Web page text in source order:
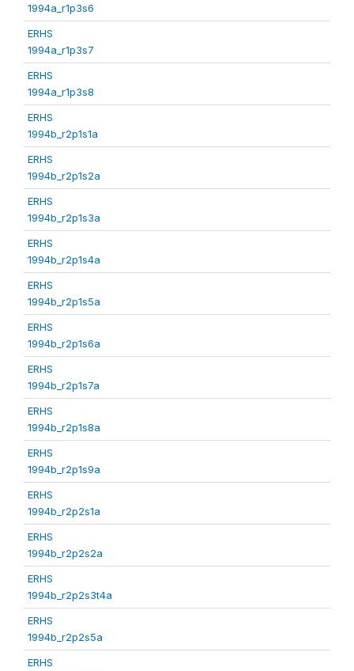
1994a_r1p3s6
ERHS
1994a_r1p3s7
ERHS
1994a_r1p3s8
ERHS
1994b_r2p1s1a
ERHS
1994b_r2p1s2a
ERHS
1994b_r2p1s3a
ERHS
1994b_r2p1s4a
ERHS
1994b_r2p1s5a
ERHS
1994b_r2p1s6a
ERHS
1994b_r2p1s7a
ERHS
1994b_r2p1s8a
ERHS
1994b_r2p1s9a
ERHS
1994b_r2p2s1a
ERHS
1994b_r2p2s2a
ERHS
1994b_r2p2s3t4a
ERHS
1994b_r2p2s5a
ERHS